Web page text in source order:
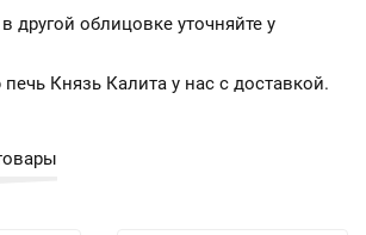
другой облицовке уточняйте у
Князь Калита у нас с доставкой.